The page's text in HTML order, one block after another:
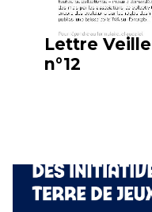
Lettre
n°12